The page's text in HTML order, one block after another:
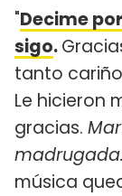
"Decime
sigo.
tanto
Le hicieron
gracias.
madrugada.
música